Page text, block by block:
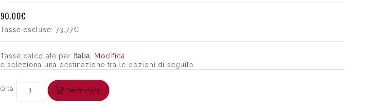
90.00€
Tasse escluse: 73.77€
Tasse calcolate per Italia
Modifica
e seleziona una destinazione tra le opzioni di seguito
Q.tà Terminato